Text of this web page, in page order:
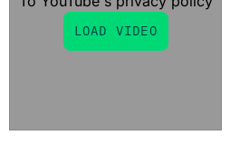
LOAD VIDEO